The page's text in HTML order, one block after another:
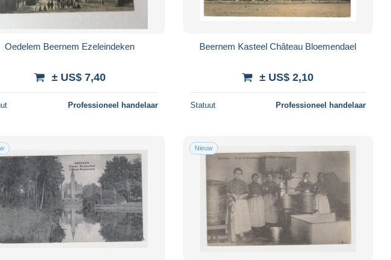
Oedelem Beernem Ezeleindeken
± US$ 7,40
Professioneel handelaar
Beernem Kasteel Château Bloemendael
± US$ 2,10
Statuut Professioneel handelaar
Nieuw